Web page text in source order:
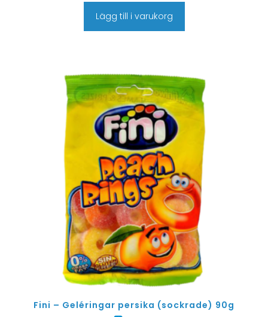
Lägg till i varukorg
Fini – Geléringar persika (sockrade) 90g